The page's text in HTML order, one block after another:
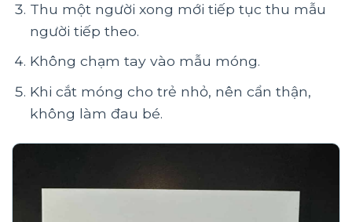
Thu một người xong mới tiếp tục thu mẫu
người tiếp theo.
Không chạm tay vào mẫu móng.
Khi cắt móng cho trẻ nhỏ, nên cẩn thận,
không làm đau bé.